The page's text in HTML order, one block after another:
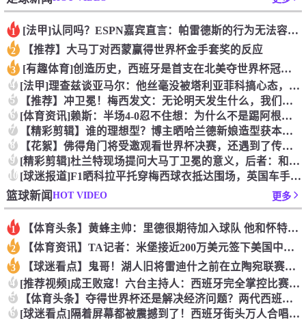
1 [法甲]认同吗？ESPN嘉宾直言：帕雷德斯的行为无法容忍，应
2 【推荐】大马丁对西蒙赢得世界杯金手套奖的反应
3 [有趣体育]创造历史，西班牙是首支在北美夺世界杯冠军的欧洲球
4 [法甲]理查兹谈亚马尔：他丝毫没被塔利亚菲科搞心态，绝对的超
5 【推荐】冲卫冕！梅西发文：无论明天发生什么，我们已书写无法抹
6 [体育资讯]赖斯：半场4-0忍不住想：为什么不是踢阿根廷？为
7 【精彩剪辑】谁的理想型？博主晒哈兰德新娘造型获本人点赞！
8 【花絮】佛得角门将受邀观看世界杯决赛，还遇到了传奇门将伊基塔
9 [精彩剪辑]杜兰特现场提问大马丁卫冕的意义，后者：和梅西一起
10 [球迷报道]F1晒科拉平托穿梅西球衣抵达围场，英国车手林德布
篮球新闻HOT VIDEO 更多
1 【体育头条】黄蜂主帅：里德很期待加入球队 他和怀特成长道路相
2 【体育资讯】TA记者：米堡接近200万美元签下美国中场伯哈尔
3 【球迷看点】鬼哥！湖人旧将雷迪什之前在立陶宛联赛大杀四方
4 [推荐视频]成王败寇！六台主持人：西班牙完全掌控比赛，阿根廷
5 【体育头条】夺得世界杯还是解决经济问题？两代西班牙人的答案~
6 [球迷看点]隔着屏幕都被震撼到了！西班牙街头万人合唱，气氛直